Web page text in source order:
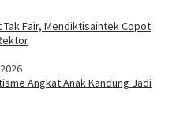
Fair, Mendiktisaintek Copot
Angkat Anak Kandung Jadi